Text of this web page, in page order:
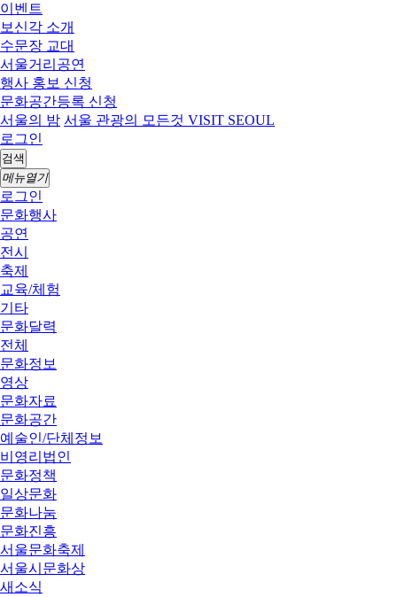
이벤트
보신각 소개
수문장 교대
서울거리공연
행사 홍보 신청
문화공간등록 신청
서울의 밤 서울 관광의 모든것 VISIT SEOUL
로그인
검색
메뉴열기
로그인
문화행사
공연
전시
축제
교육/체험
기타
문화달력
전체
문화정보
영상
문화자료
문화공간
예술인/단체정보
비영리법인
문화정책
일상문화
문화나눔
문화진흥
서울문화축제
서울시문화상
새소식